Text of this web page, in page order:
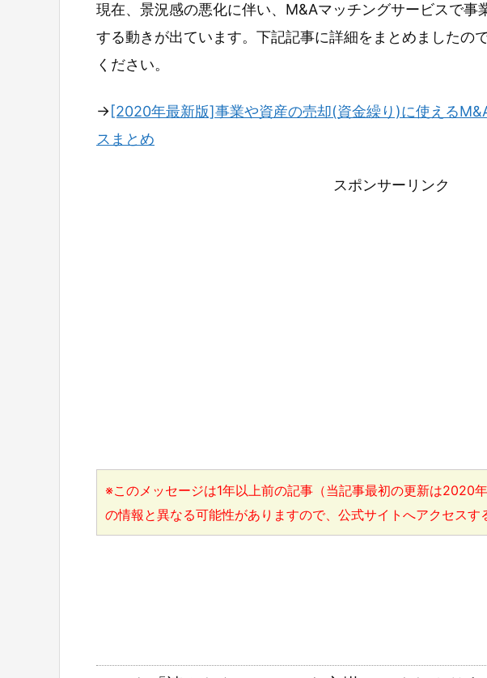
現在、景況感の悪化に伴い、M&Aマッチングサービスで事
する動きが出ています。下記記事に詳細をまとめましたの
ください。
→[2020年最新版]事業や資産の売却(資金繰り)に使える
スまとめ
スポンサーリンク
※このメッセージは1年以上前の記事（当記事最初の更新は2020
の情報と異なる可能性がありますので、公式サイトへアクセスす